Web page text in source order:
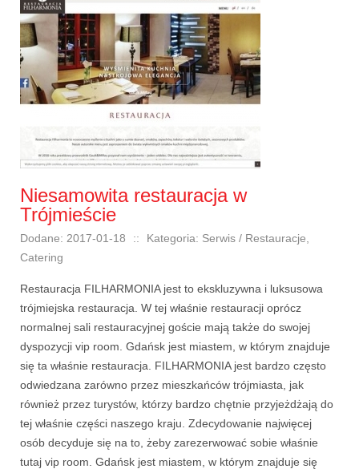
Niesamowita restauracja w
Trójmieście
Dodane: 2017-01-18 ::
Kategoria: Serwis / Restauracje,
Catering
Restauracja FILHARMONIA jest to ekskluzywna i luksusowa
trójmiejska restauracja. W tej właśnie restauracji oprócz
normalnej sali restauracyjnej goście mają także do swojej
dyspozycji vip room. Gdańsk jest miastem, w którym znajduje
się ta właśnie restauracja. FILHARMONIA jest bardzo często
odwiedzana zarówno przez mieszkańców trójmiasta, jak
również przez turystów, którzy bardzo chętnie przyjeżdżają do
tej właśnie części naszego kraju. Zdecydowanie najwięcej
osób decyduje się na to, żeby zarezerwować sobie właśnie
tutaj vip room. Gdańsk jest miastem, w którym znajduje się